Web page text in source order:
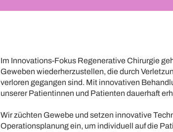
Im Innovations-Fokus Regenerative Chirurgie
Geweben wiederherzustellen, die durch
verloren gegangen sind. Mit innovativen
unserer Patientinnen und Patienten dauerhaft
Wir züchten Gewebe und setzen innovative
Operationsplanung ein, um individuell auf die